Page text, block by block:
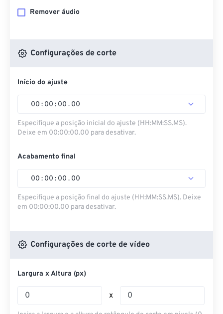
Remover áudio
Configurações de corte
Início do ajuste
00 : 00 : 00 . 00
Especifique a posição inicial do ajuste (HH:MM:SS.MS).
Deixe em 00:00:00.00 para desativar.
Acabamento final
00 : 00 : 00 . 00
Especifique a posição final do ajuste (HH:MM:SS.MS). Deixe
em 00:00:00.00 para desativar.
Configurações de corte de vídeo
Largura x Altura (px)
x